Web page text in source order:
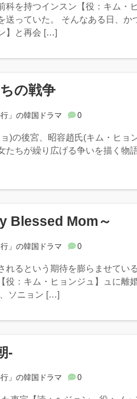
科を持つインスン【役：キム・
送っていた。 そんなある日、か
】と再会 […]
の戦争
」の韓国ドラマ 0
)の後宮、昭容趙氏(キム・ヒョ
たちが繰り広げる争いを描く物語
Blessed Mom～
」の韓国ドラマ 0
れるという期待を膨らませてい
役：キム・ヒョンジュ】ュに離
ソニョン […]
‐
」の韓国ドラマ 0